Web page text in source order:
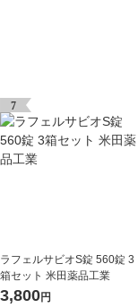
7
ラフェルサビオS錠 560錠 3
箱セット 米田薬品工業
3,800円